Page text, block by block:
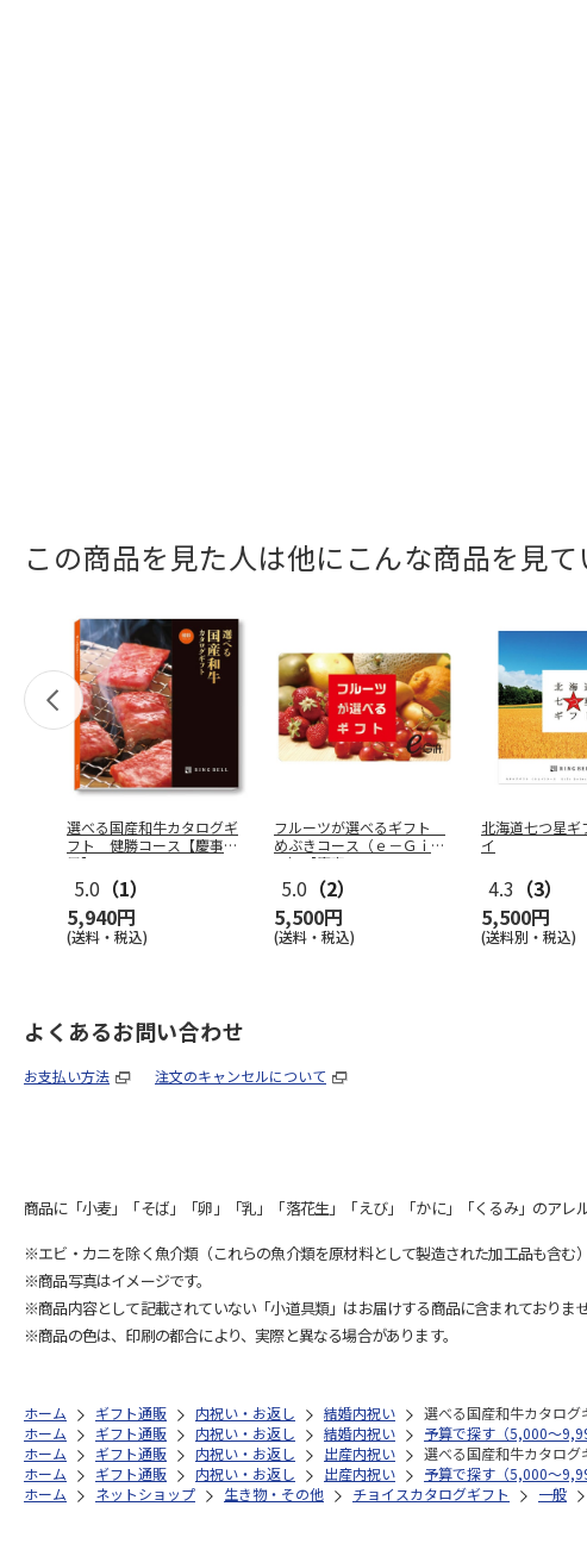
この商品を見た人は他にこんな商品を見て
選べる国産和牛カタログギ
フト 健勝コース【慶事
用】
5.0 （1）
5,940円
(送料・税込)
フルーツが選べるギフト
めぶきコース（ｅ－Ｇｉｆ
ｔ）【慶事
5.0 （2）
5,500円
(送料・税込)
北海道七つ星
イ
4.3 （3）
5,500円
(送料別・税込)
よくあるお問い合わせ
お支払い方法 注文のキャンセルについて
商品に「小麦」「そば」「卵」「乳」「落花生」「えび」「かに」「くるみ」のアレ
※エビ・カニを除く魚介類（これらの魚介類を原材料として製造された加工品も含む
※商品写真はイメージです。
※商品内容として記載されていない「小道具類」はお届けする商品に含まれておりませ
※商品の色は、印刷の都合により、実際と異なる場合があります。
ホーム ギフト通販 内祝い・お返し 結婚内祝い
選べる国産和牛カタロ
ホーム
ギフト通販 内祝い・お返し 結婚内祝い 予算で探す（5,000～
ホーム
ギフト通販 内祝い・お返し 出産内祝い
選べる国産和牛カタロ
ホーム
ギフト通販 内祝い・お返し 出産内祝い 予算で探す（5,000～
ホーム
ネットショップ 生き物・その他 チョイスカタログギフト 一般